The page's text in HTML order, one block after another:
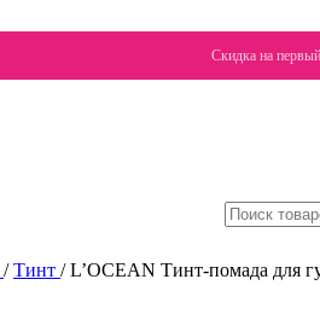
Скидка на
/ Тинт / L’OCEAN Тинт-помада для